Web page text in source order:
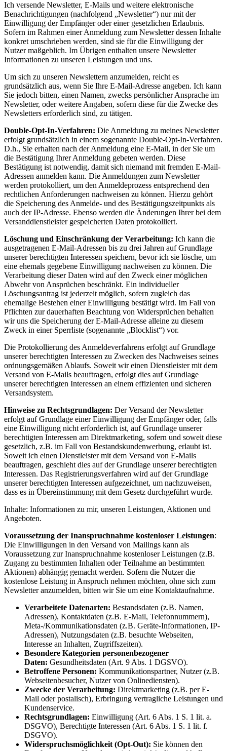
Ich versende Newsletter, E-Mails und weitere elektronische
Benachrichtigungen (nachfolgend „Newsletter“) nur mit der
Einwilligung der Empfänger oder einer gesetzlichen Erlaubnis.
Sofern im Rahmen einer Anmeldung zum Newsletter dessen Inhalte
konkret umschrieben werden, sind sie für die Einwilligung der
Nutzer maßgeblich. Im Übrigen enthalten unsere Newsletter
Informationen zu unseren Leistungen und uns.
Um sich zu unseren Newslettern anzumelden, reicht es
grundsätzlich aus, wenn Sie Ihre E-Mail-Adresse angeben. Ich kann
Sie jedoch bitten, einen Namen, zwecks persönlicher Ansprache im
Newsletter, oder weitere Angaben, sofern diese für die Zwecke des
Newsletters erforderlich sind, zu tätigen.
Double-Opt-In-Verfahren: Die Anmeldung zu meines Newsletter
erfolgt grundsätzlich in einem sogenannte Double-Opt-In-Verfahren.
D.h., Sie erhalten nach der Anmeldung eine E-Mail, in der Sie um
die Bestätigung Ihrer Anmeldung gebeten werden. Diese
Bestätigung ist notwendig, damit sich niemand mit fremden E-Mail-
Adressen anmelden kann. Die Anmeldungen zum Newsletter
werden protokolliert, um den Anmeldeprozess entsprechend den
rechtlichen Anforderungen nachweisen zu können. Hierzu gehört
die Speicherung des Anmelde- und des Bestätigungszeitpunkts als
auch der IP-Adresse. Ebenso werden die Änderungen Ihrer bei dem
Versanddienstleister gespeicherten Daten protokolliert.
Löschung und Einschränkung der Verarbeitung: Ich kann die
ausgetragenen E-Mail-Adressen bis zu drei Jahren auf Grundlage
unserer berechtigten Interessen speichern, bevor ich sie lösche, um
eine ehemals gegebene Einwilligung nachweisen zu können. Die
Verarbeitung dieser Daten wird auf den Zweck einer möglichen
Abwehr von Ansprüchen beschränkt. Ein individueller
Löschungsantrag ist jederzeit möglich, sofern zugleich das
ehemalige Bestehen einer Einwilligung bestätigt wird. Im Fall von
Pflichten zur dauerhaften Beachtung von Widersprüchen behalten
wir uns die Speicherung der E-Mail-Adresse alleine zu diesem
Zweck in einer Sperrliste (sogenannte „Blocklist“) vor.
Die Protokollierung des Anmeldeverfahrens erfolgt auf Grundlage
unserer berechtigten Interessen zu Zwecken des Nachweises seines
ordnungsgemäßen Ablaufs. Soweit wir einen Dienstleister mit dem
Versand von E-Mails beauftragen, erfolgt dies auf Grundlage
unserer berechtigten Interessen an einem effizienten und sicheren
Versandsystem.
Hinweise zu Rechtsgrundlagen: Der Versand der Newsletter
erfolgt auf Grundlage einer Einwilligung der Empfänger oder, falls
eine Einwilligung nicht erforderlich ist, auf Grundlage unserer
berechtigten Interessen am Direktmarketing, sofern und soweit diese
gesetzlich, z.B. im Fall von Bestandskundenwerbung, erlaubt ist.
Soweit ich einen Dienstleister mit dem Versand von E-Mails
beauftragen, geschieht dies auf der Grundlage unserer berechtigten
Interessen. Das Registrierungsverfahren wird auf der Grundlage
unserer berechtigten Interessen aufgezeichnet, um nachzuweisen,
dass es in Übereinstimmung mit dem Gesetz durchgeführt wurde.
Inhalte: Informationen zu mir, unseren Leistungen, Aktionen und
Angeboten.
Voraussetzung der Inanspruchnahme kostenloser Leistungen:
Die Einwilligungen in den Versand von Mailings kann als
Voraussetzung zur Inanspruchnahme kostenloser Leistungen (z.B.
Zugang zu bestimmten Inhalten oder Teilnahme an bestimmten
Aktionen) abhängig gemacht werden. Sofern die Nutzer die
kostenlose Leistung in Anspruch nehmen möchten, ohne sich zum
Newsletter anzumelden, bitten wir Sie um eine Kontaktaufnahme.
Verarbeitete Datenarten: Bestandsdaten (z.B. Namen,
Adressen), Kontaktdaten (z.B. E-Mail, Telefonnummern),
Meta-/Kommunikationsdaten (z.B. Geräte-Informationen, IP-
Adressen), Nutzungsdaten (z.B. besuchte Webseiten,
Interesse an Inhalten, Zugriffszeiten).
Besondere Kategorien personenbezogener
Daten: Gesundheitsdaten (Art. 9 Abs. 1 DGSVO).
Betroffene Personen: Kommunikationspartner, Nutzer (z.B.
Webseitenbesucher, Nutzer von Onlinediensten).
Zwecke der Verarbeitung: Direktmarketing (z.B. per E-
Mail oder postalisch), Erbringung vertragliche Leistungen und
Kundenservice.
Rechtsgrundlagen: Einwilligung (Art. 6 Abs. 1 S. 1 lit. a.
DSGVO), Berechtigte Interessen (Art. 6 Abs. 1 S. 1 lit. f.
DSGVO).
Widerspruchsmöglichkeit (Opt-Out): Sie können den